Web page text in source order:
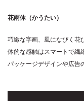
花雨体（かうたい）
巧緻な字画、風になびく花
体的な感触はスマートで繊
パッケージデザインや広告